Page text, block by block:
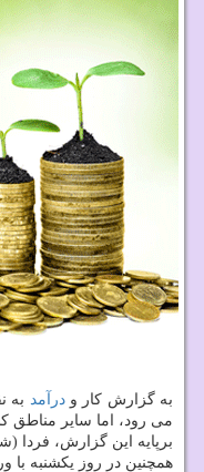
به گزارش کار ودرآمد به
می رود، اما سایر مناطق
برپایه این گزارش، فردا
همچنین در روز یکشنبه